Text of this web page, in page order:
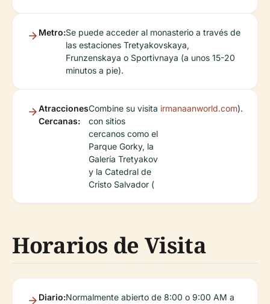
Metro:Se puede acceder al monasterio a través de
las estaciones Tretyakovskaya,
Frunzenskaya o Sportivnaya (a unos 15-20
minutos a pie).
Atracciones
Cercanas:
Combine su visita
con sitios
cercanos como el
Parque Gorky, la
Galería Tretyakov
y la Catedral de
Cristo Salvador (
irmanaanworld.com).
Horarios de Visita
Diario:Normalmente abierto de 8:00 o 9:00 AM a